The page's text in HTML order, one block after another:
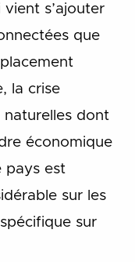
s’ajouter
que
la crise
naturelles dont
économique
pays est
sur les
sur